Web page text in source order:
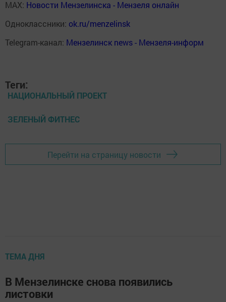
MAX: Новости Мензелинска - Мензеля онлайн
Одноклассники: ok.ru/menzelinsk
Telegram-канал: Мензелинск news - Мензеля-информ
Теги:
НАЦИОНАЛЬНЫЙ ПРОЕКТ
ЗЕЛЕНЫЙ ФИТНЕС
Перейти на страницу новости
ТЕМА ДНЯ
В Мензелинске снова появились
листовки